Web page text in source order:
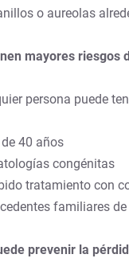
o aureolas
mayores riesgos
persona puede
40 años
congénitas
tratamiento con
familiares
prevenir la